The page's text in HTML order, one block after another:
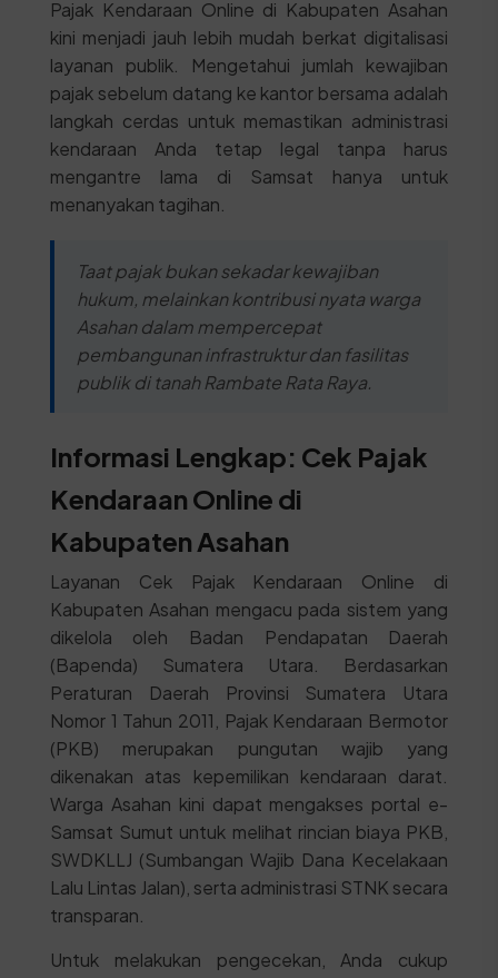
Pajak Kendaraan Online di Kabupaten Asahan
kini menjadi jauh lebih mudah berkat digitalisasi
layanan publik. Mengetahui jumlah kewajiban
pajak sebelum datang ke kantor bersama adalah
langkah cerdas untuk memastikan administrasi
kendaraan Anda tetap legal tanpa harus
mengantre lama di Samsat hanya untuk
menanyakan tagihan.
Taat pajak bukan sekadar kewajiban
hukum, melainkan kontribusi nyata warga
Asahan dalam mempercepat
pembangunan infrastruktur dan fasilitas
publik di tanah Rambate Rata Raya.
Informasi Lengkap: Cek Pajak
Kendaraan Online di
Kabupaten Asahan
Layanan Cek Pajak Kendaraan Online di
Kabupaten Asahan mengacu pada sistem yang
dikelola oleh Badan Pendapatan Daerah
(Bapenda) Sumatera Utara. Berdasarkan
Peraturan Daerah Provinsi Sumatera Utara
Nomor 1 Tahun 2011, Pajak Kendaraan Bermotor
(PKB) merupakan pungutan wajib yang
dikenakan atas kepemilikan kendaraan darat.
Warga Asahan kini dapat mengakses portal e-
Samsat Sumut untuk melihat rincian biaya PKB,
SWDKLLJ (Sumbangan Wajib Dana Kecelakaan
Lalu Lintas Jalan), serta administrasi STNK secara
transparan.
Untuk melakukan pengecekan, Anda cukup